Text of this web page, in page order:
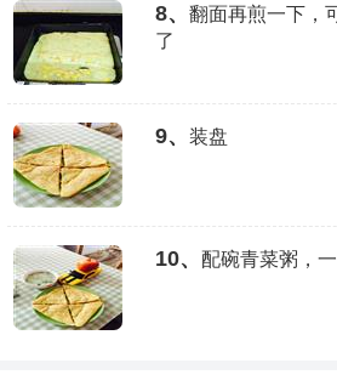
8、
翻面再煎一下，
了
9、 装盘
10、 配碗青菜粥，